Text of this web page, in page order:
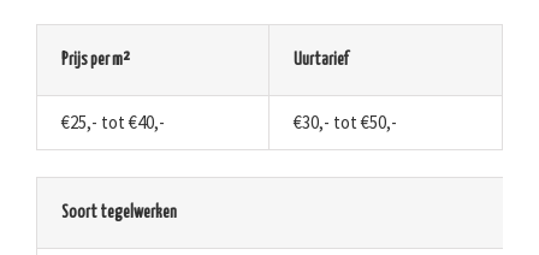
Prijs per m² Uurtarief
€25,- tot €40,- €30,- tot €50,-
Soort tegelwerken